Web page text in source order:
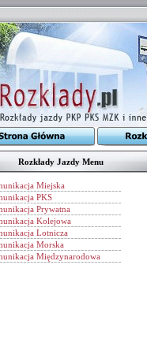
Rozkłady Jazdy Menu
Miejska
PKS
Prywatna
Kolejowa
Lotnicza
Morska
Międzynarodowa